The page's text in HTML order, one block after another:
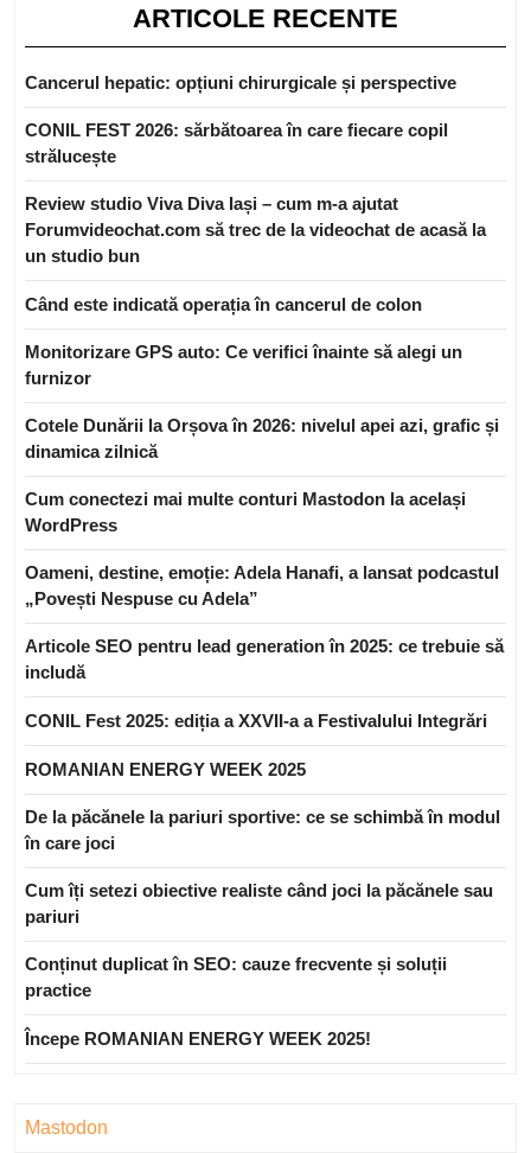
ARTICOLE RECENTE
Cancerul hepatic: opțiuni chirurgicale și perspective
CONIL FEST 2026: sărbătoarea în care fiecare copil
strălucește
Review studio Viva Diva Iași – cum m-a ajutat
Forumvideochat.com să trec de la videochat de acasă la
un studio bun
Când este indicată operația în cancerul de colon
Monitorizare GPS auto: Ce verifici înainte să alegi un
furnizor
Cotele Dunării la Orșova în 2026: nivelul apei azi, grafic și
dinamica zilnică
Cum conectezi mai multe conturi Mastodon la același
WordPress
Oameni, destine, emoție: Adela Hanafi, a lansat podcastul
„Povești Nespuse cu Adela”
Articole SEO pentru lead generation în 2025: ce trebuie să
includă
CONIL Fest 2025: ediția a XXVII-a a Festivalului Integrări
ROMANIAN ENERGY WEEK 2025
De la păcănele la pariuri sportive: ce se schimbă în modul
în care joci
Cum îți setezi obiective realiste când joci la păcănele sau
pariuri
Conținut duplicat în SEO: cauze frecvente și soluții
practice
Începe ROMANIAN ENERGY WEEK 2025!
Mastodon